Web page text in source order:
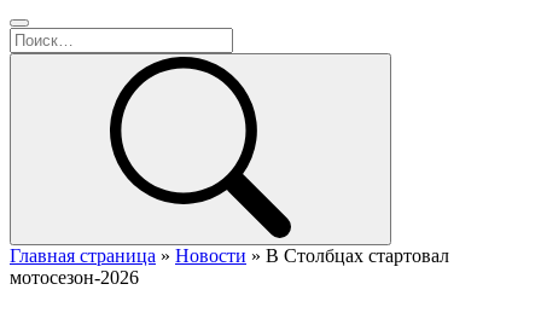
Главная страница » Новости » В Столбцах стартовал
мотосезон-2026